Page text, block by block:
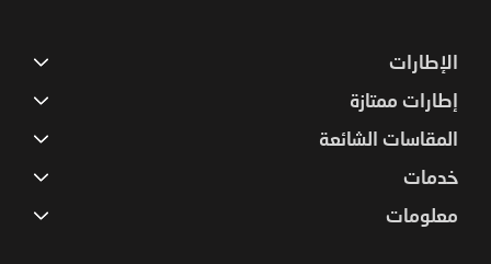
الإطارات
إطارات ممتازة
المقاسات الشائعة
خدمات
معلومات